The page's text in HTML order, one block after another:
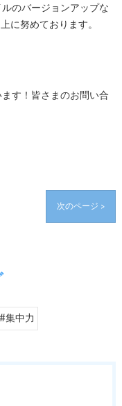
のバージョンアップな
に努めております。
す！皆さまのお問い合
次のページ >
#集中力